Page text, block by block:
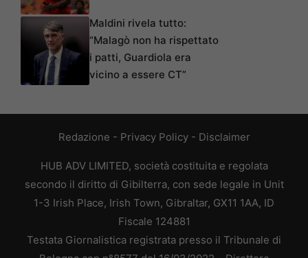
Maldini rivela tutto:
“Malagò non ha rispettato
i patti, Guardiola era
vicino a essere CT”
Redazione - Privacy Policy- Disclaimer
HUB ADV LIMITED, società costituita e regolata
secondo il diritto di Gibilterra, con sede legale in Unit
1-3 Irish Place, Irish Town, Gibraltar, GX11 1AA, ID
Fiscale 124881
Testata Giornalistica registrata presso il Tribunale di